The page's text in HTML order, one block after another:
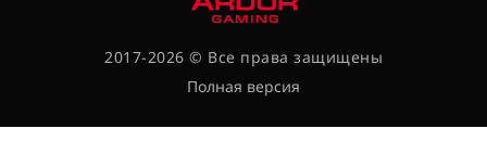
2017-2026 © Все права защищены
Полная версия